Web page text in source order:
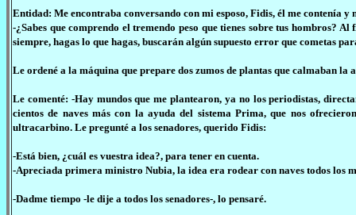
Entidad: Me encontraba conversando con mi esposo, Fidis, él me contenía y
-¿Sabes que comprendo el tremendo peso que tienes sobre tus hombros?
siempre, hagas lo que hagas, buscarán algún supuesto error que cometas
Le ordené a la máquina que prepare dos zumos de plantas que calmaban la
Le comenté: -Hay mundos que me plantearon, ya no los periodistas,
cientos de naves más con la ayuda del sistema Prima, que nos
ultracarbino. Le pregunté a los senadores, querido Fidis:
-Está bien, ¿cuál es vuestra idea?, para tener en cuenta.
-Apreciada primera ministro Nubia, la idea era rodear con naves todos los
-Dadme tiempo -le dije a todos los senadores-, lo pensaré.